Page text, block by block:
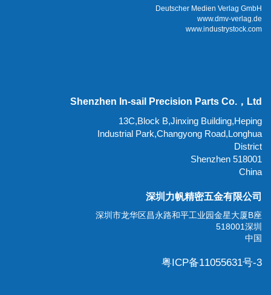
Deutscher Medien Verlag GmbH
www.dmv-verlag.de
www.industrystock.com
Shenzhen In-sail Precision Parts Co.，Ltd
13C,Block B,Jinxing Building,Heping
Industrial Park,Changyong Road,Longhua
District
518001 Shenzhen
China
深圳力帆精密五金有限公司
深圳市龙华区昌永路和平工业园金星大厦B座
518001深圳
中国
粤ICP备11055631号-3